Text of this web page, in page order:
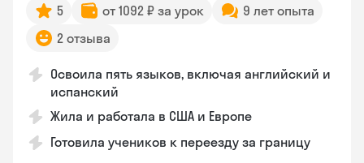
5 от 1092 ₽ за урок
9 лет опыта
2 отзыва
Освоила пять языков, включая английский и
испанский
Жила и работала в США и Европе
Готовила учеников к переезду за границу